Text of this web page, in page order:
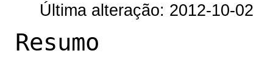
Última alteração: 2012-10-02
Resumo